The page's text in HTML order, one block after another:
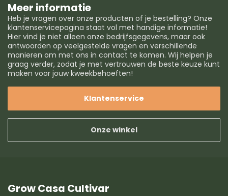
Meer informatie
Heb je vragen over onze producten of je bestelling? Onze
klantenservicepagina staat vol met handige informatie!
Hier vind je niet alleen onze bedrijfsgegevens, maar ook
antwoorden op veelgestelde vragen en verschillende
manieren om met ons in contact te komen. Wij helpen je
graag verder, zodat je met vertrouwen de beste keuze kunt
maken voor jouw kweekbehoeften!
Klantenservice
Onze winkel
Grow Casa Cultivar